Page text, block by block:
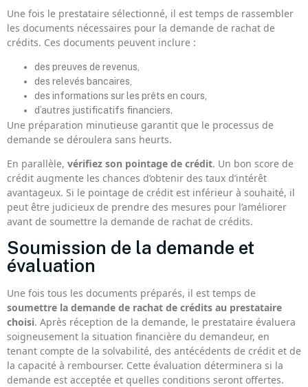
Une fois le prestataire sélectionné, il est temps de rassembler
les documents nécessaires pour la demande de rachat de
crédits. Ces documents peuvent inclure :
des preuves de revenus,
des relevés bancaires,
des informations sur les prêts en cours,
d’autres justificatifs financiers.
Une préparation minutieuse garantit que le processus de
demande se déroulera sans heurts.
En parallèle, vérifiez son pointage de crédit. Un bon score de
crédit augmente les chances d’obtenir des taux d’intérêt
avantageux. Si le pointage de crédit est inférieur à souhaité, il
peut être judicieux de prendre des mesures pour l’améliorer
avant de soumettre la demande de rachat de crédits.
Soumission de la demande et
évaluation
Une fois tous les documents préparés, il est temps de
soumettre la demande de rachat de crédits au prestataire
choisi. Après réception de la demande, le prestataire évaluera
soigneusement la situation financière du demandeur, en
tenant compte de la solvabilité, des antécédents de crédit et de
la capacité à rembourser. Cette évaluation déterminera si la
demande est acceptée et quelles conditions seront offertes.